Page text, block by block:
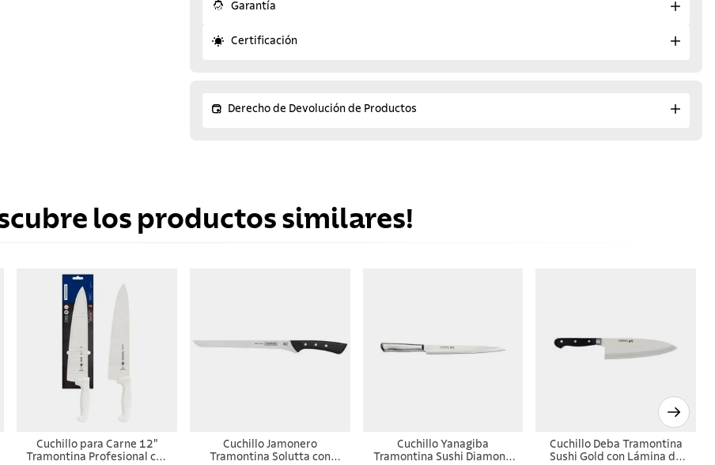
Garantía
Certificación
Derecho de Devolución de Productos
los productos similares!
Cuchillo para Carne 12"
Tramontina Profesional con
Cuchillo Jamonero
Tramontina Solutta con
Cuchillo Yanagiba
Tramontina Sushi Diamond
Cuchillo Deba Tramontina
Sushi Gold con Lámina de